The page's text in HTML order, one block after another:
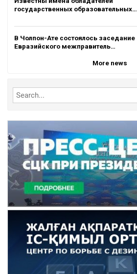
государственных образовательных…
В Чолпон-Ате состоялось заседание
Евразийского межправитель…
More news